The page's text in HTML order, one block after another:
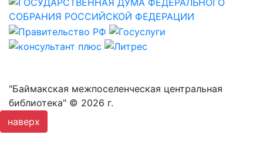
"Баймакская межпоселенческая центральная
библиотека" © 2026 г.
наверх